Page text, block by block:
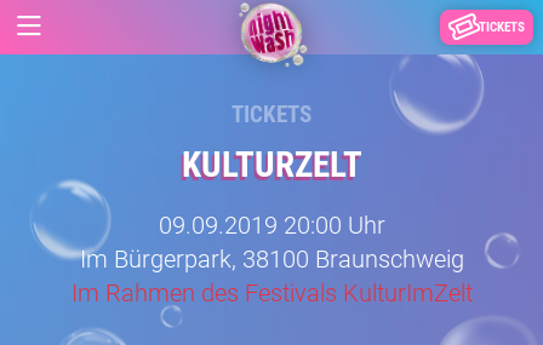
TICKETS
TICKETS
KULTURZELT
09.09.2019 20:00 Uhr
Im Bürgerpark, 38100 Braunschweig
Im Rahmen des Festivals KulturImZelt